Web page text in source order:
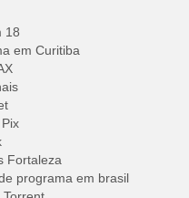
18
em Curitiba
Fortaleza
programa em brasil